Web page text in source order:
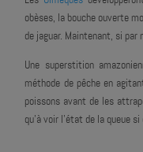
obèses, la bouche ouverte
de jaguar. Maintenant, si
Une superstition
méthode de pêche en
poissons avant de les
qu'à voir l'état de la queue